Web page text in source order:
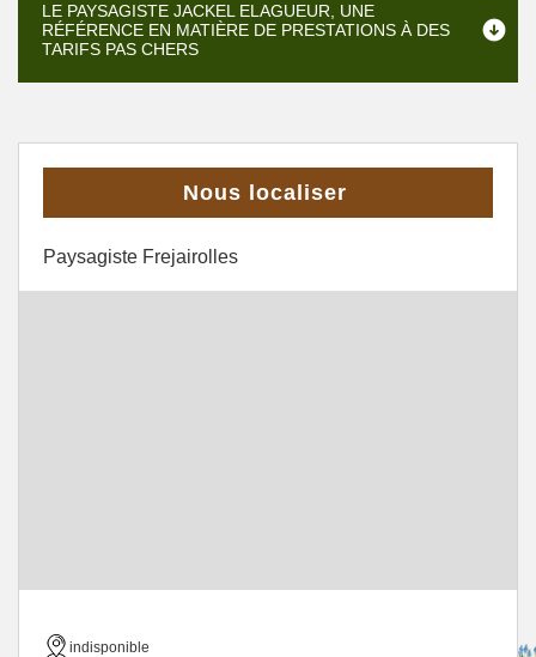
LE PAYSAGISTE JACKEL ELAGUEUR, UNE
RÉFÉRENCE EN MATIÈRE DE PRESTATIONS À DES
TARIFS PAS CHERS
Nous localiser
Paysagiste Frejairolles
indisponible